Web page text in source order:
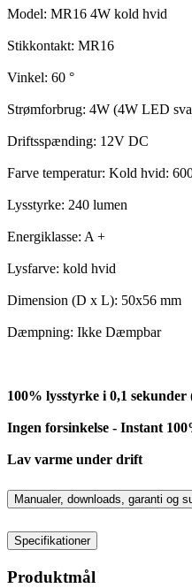
Model: MR16 4W kold hvid
Stikkontakt: MR16
Vinkel: 60 °
Strømforbrug: 4W (4W LED
Driftsspænding: 12V DC
Farve temperatur: Kold hvid:
Lysstyrke: 240 lumen
Energiklasse: A +
Lysfarve: kold hvid
Dimension (D x L): 50x56 mm
Dæmpning: Ikke Dæmpbar
100% lysstyrke i 0,1 sekunder
Ingen forsinkelse - Instant
Lav varme under drift
Manualer, downloads, garanti og
Specifikationer
Produktmål